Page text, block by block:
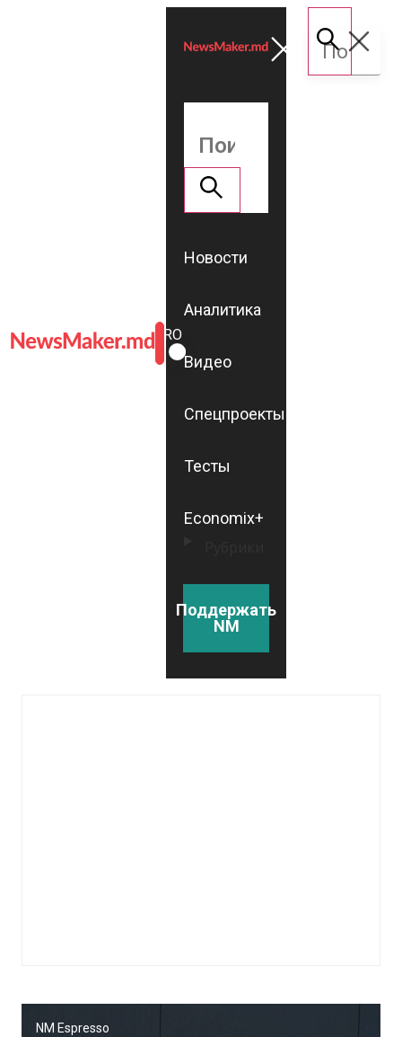
ROMÂNĂ
RU
Новости
Аналитика
Видео
Спецпроекты
Тесты
Economix+
Поддержать
NM
NM Espresso